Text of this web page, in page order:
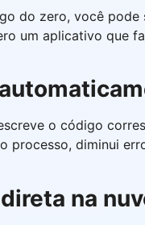
do zero, você pode
um aplicativo que
o código
processo, diminui
na